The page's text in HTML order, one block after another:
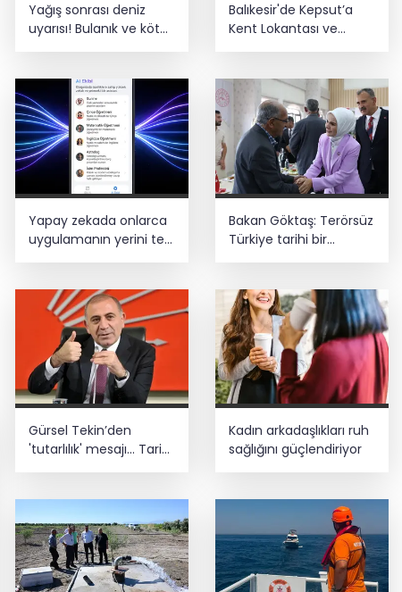
Yağış sonrası deniz
uyarısı! Bulanık ve kötü
kokulu suda yüzmeyin
Balıkesir'de Kepsut’a
Kent Lokantası ve
altyapı desteği
Yapay zekada onlarca
uygulamanın yerini tek
Bakan Göktaş: Terörsüz
Türkiye tarihi bir
Gürsel Tekin’den
'tutarlılık' mesajı... Tarihi
meselelerde pusula
Kadın arkadaşlıkları ruh
sağlığını güçlendiriyor